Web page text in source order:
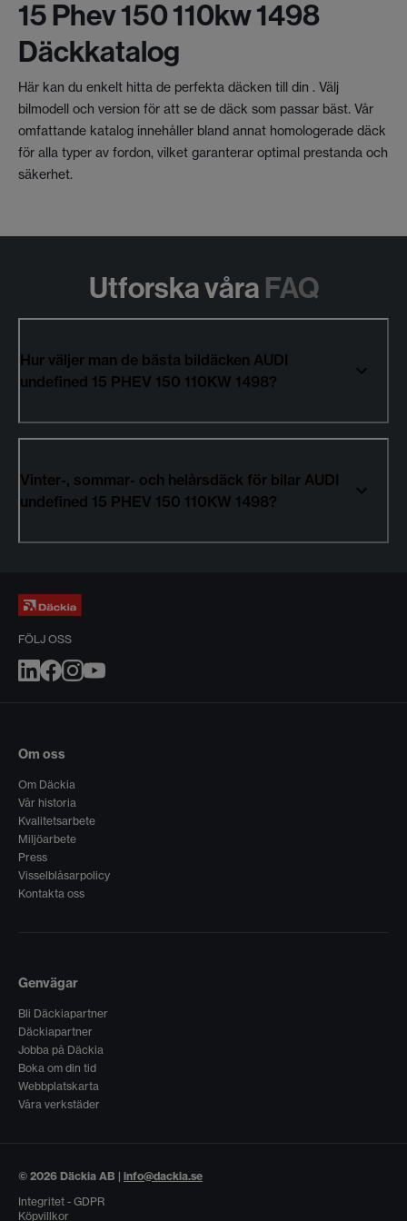
15 Phev 150 110kw 1498
Däckkatalog
Här kan du enkelt hitta de perfekta däcken till din . Välj
bilmodell och version för att se de däck som passar bäst. Vår
omfattande katalog innehåller bland annat homologerade däck
för alla typer av fordon, vilket garanterar optimal prestanda och
säkerhet.
Utforska våra FAQ
Hur väljer man de bästa bildäcken AUDI
undefined 15 PHEV 150 110KW 1498?
Vinter-, sommar- och helårsdäck för bilar AUDI
undefined 15 PHEV 150 110KW 1498?
FÖLJ OSS
Om oss
Om Däckia
Vår historia
Kvalitetsarbete
Miljöarbete
Press
Visselblåsarpolicy
Kontakta oss
Genvägar
Bli Däckiapartner
Däckiapartner
Jobba på Däckia
Boka om din tid
Webbplatskarta
Våra verkstäder
© 2026 Däckia AB | info@dackia.se
Integritet - GDPR
Köpvillkor